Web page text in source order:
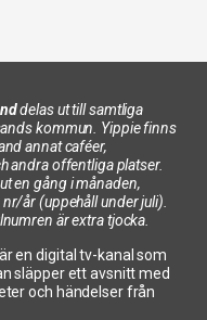
delas ut till samtliga
kommun. Yippie finns
annat caféer,
andra offentliga platser.
en gång i månaden,
år (uppehåll under juli).
är extra tjocka.
är en digital tv-kanal som
släpper ett avsnitt med
och händelser från